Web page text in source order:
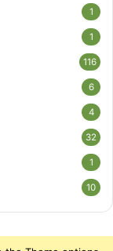
1
1
116
6
4
32
1
10